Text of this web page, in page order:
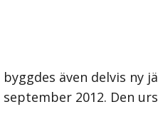
även delvis ny
2012. Den